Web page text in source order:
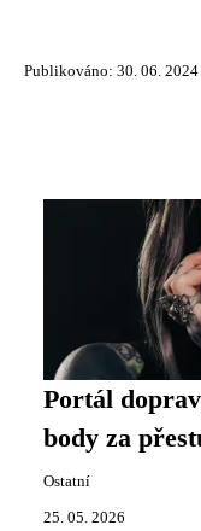
Publikováno: 30. 06. 2024
Portál
body za
Ostatní
25. 05. 2026